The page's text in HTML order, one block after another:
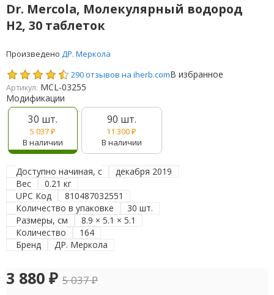
Dr. Mercola, Молекулярный водород
H2, 30 таблеток
Произведено ДР. Меркола
290 отзывов на iherb.comВ избранное
Артикул: MCL-03255
Модификации
30 шт.
5 037₽
В наличии
90 шт.
11 300₽
В наличии
Доступно начиная, с
декабря 2019
Вес
0.21 кг
UPC Код
810487032551
Количество в упаковке
30 шт.
Размеры, см
8.9 × 5.1 × 5.1
Количество
164
Бренд
ДР. Меркола
3 880 ₽ 5 037₽